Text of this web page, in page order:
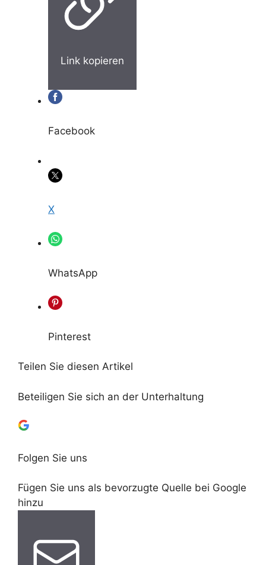
Link kopieren
Facebook
X
WhatsApp
Pinterest
Teilen Sie diesen Artikel
Beteiligen Sie sich an der Unterhaltung
Folgen Sie uns
Fügen Sie uns als bevorzugte Quelle bei Google
hinzu